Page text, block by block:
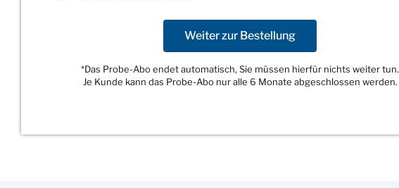
Weiter zur Bestellung
*Das Probe-Abo endet automatisch, Sie müssen hierfür nichts weiter tun.
Je Kunde kann das Probe-Abo nur alle 6 Monate abgeschlossen werden.